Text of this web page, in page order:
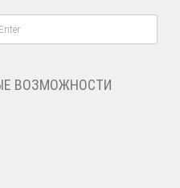
ВОЗМОЖНОСТИ